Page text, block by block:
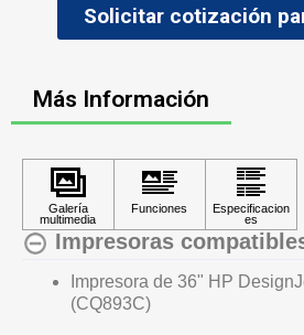
Solicitar cotización
Más Información
Impresoras
Impresora de 36" HP
(CQ893C)